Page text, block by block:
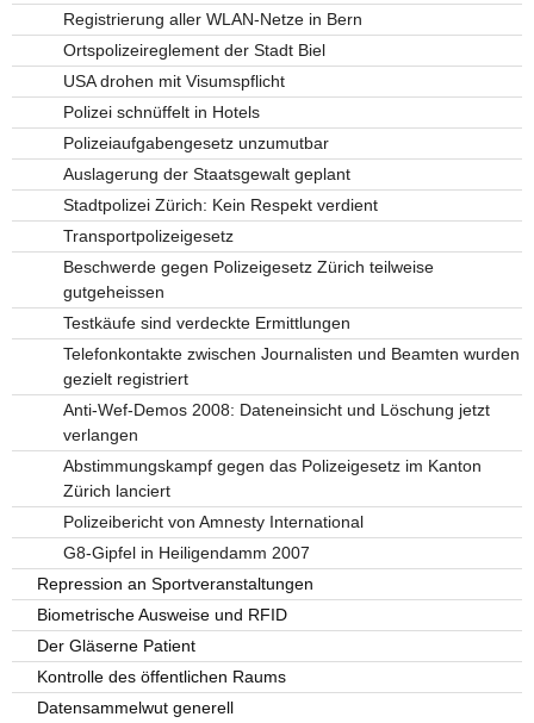
Registrierung aller WLAN-Netze in Bern
Ortspolizeireglement der Stadt Biel
USA drohen mit Visumspflicht
Polizei schnüffelt in Hotels
Polizeiaufgabengesetz unzumutbar
Auslagerung der Staatsgewalt geplant
Stadtpolizei Zürich: Kein Respekt verdient
Transportpolizeigesetz
Beschwerde gegen Polizeigesetz Zürich teilweise
gutgeheissen
Testkäufe sind verdeckte Ermittlungen
Telefonkontakte zwischen Journalisten und Beamten wurden
gezielt registriert
Anti-Wef-Demos 2008: Dateneinsicht und Löschung jetzt
verlangen
Abstimmungskampf gegen das Polizeigesetz im Kanton
Zürich lanciert
Polizeibericht von Amnesty International
G8-Gipfel in Heiligendamm 2007
Repression an Sportveranstaltungen
Biometrische Ausweise und RFID
Der Gläserne Patient
Kontrolle des öffentlichen Raums
Datensammelwut generell